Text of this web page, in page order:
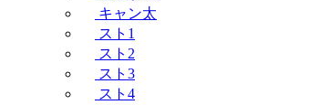
キャン太
スト1
スト2
スト3
スト4